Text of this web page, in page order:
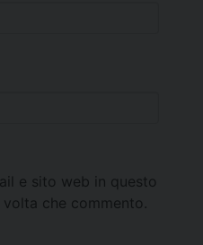
e sito web in questo
che commento.